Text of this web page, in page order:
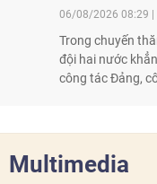
06/08/2026 08:29
Trong chuyến
đội hai nước
công tác Đảng,
Multimedia